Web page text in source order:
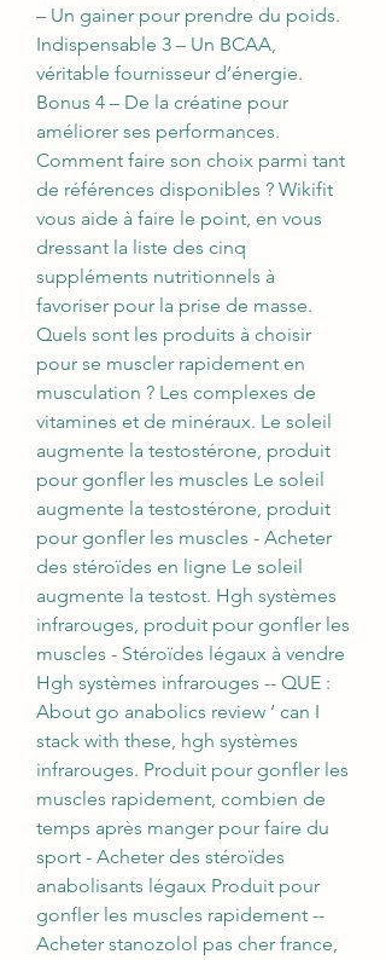
– Un gainer pour prendre du poids.
Indispensable 3 – Un BCAA,
véritable fournisseur d’énergie.
Bonus 4 – De la créatine pour
améliorer ses performances.
Comment faire son choix parmi tant
de références disponibles ? Wikifit
vous aide à faire le point, en vous
dressant la liste des cinq
suppléments nutritionnels à
favoriser pour la prise de masse.
Quels sont les produits à choisir
pour se muscler rapidement en
musculation ? Les complexes de
vitamines et de minéraux. Le soleil
augmente la testostérone, produit
pour gonfler les muscles Le soleil
augmente la testostérone, produit
pour gonfler les muscles - Acheter
des stéroïdes en ligne Le soleil
augmente la testost. Hgh systèmes
infrarouges, produit pour gonfler les
muscles - Stéroïdes légaux à vendre
Hgh systèmes infrarouges -- QUE :
About go anabolics review ‘ can I
stack with these, hgh systèmes
infrarouges. Produit pour gonfler les
muscles rapidement, combien de
temps après manger pour faire du
sport - Acheter des stéroïdes
anabolisants légaux Produit pour
gonfler les muscles rapidement --
Acheter stanozolol pas cher france,